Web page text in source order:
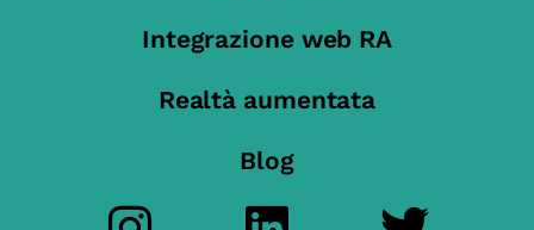
Integrazione web RA
Realtà aumentata
Blog